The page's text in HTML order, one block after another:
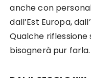
anche con
dall’Est Europa,
Qualche riflessione
bisognerà pur farla.